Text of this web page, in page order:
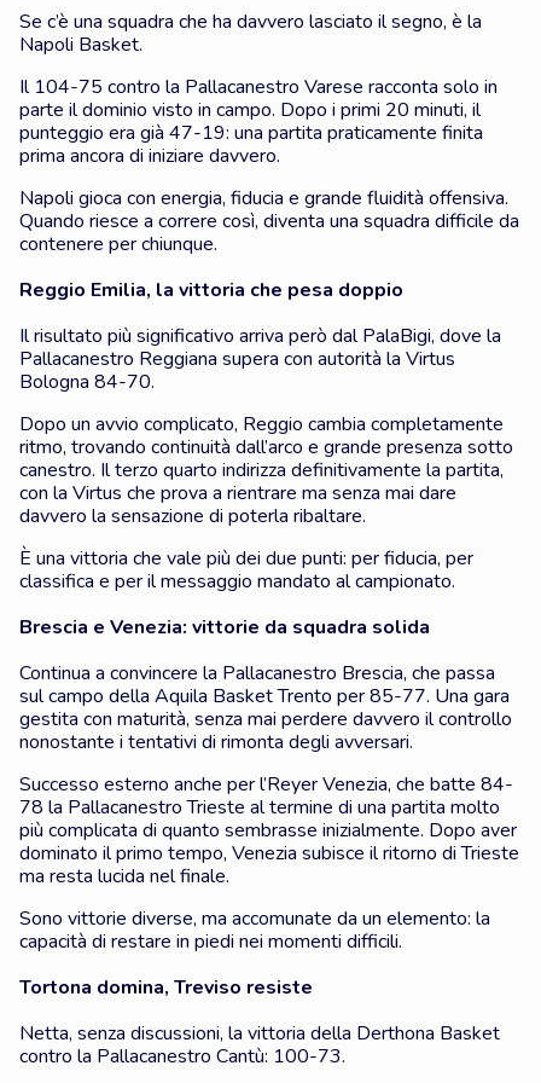
Se c’è una squadra che ha davvero lasciato il segno, è la
Napoli Basket.
Il 104-75 contro la Pallacanestro Varese racconta solo in
parte il dominio visto in campo. Dopo i primi 20 minuti, il
punteggio era già 47-19: una partita praticamente finita
prima ancora di iniziare davvero.
Napoli gioca con energia, fiducia e grande fluidità offensiva.
Quando riesce a correre così, diventa una squadra difficile da
contenere per chiunque.
Reggio Emilia, la vittoria che pesa doppio
Il risultato più significativo arriva però dal PalaBigi, dove la
Pallacanestro Reggiana supera con autorità la Virtus
Bologna 84-70.
Dopo un avvio complicato, Reggio cambia completamente
ritmo, trovando continuità dall’arco e grande presenza sotto
canestro. Il terzo quarto indirizza definitivamente la partita,
con la Virtus che prova a rientrare ma senza mai dare
davvero la sensazione di poterla ribaltare.
È una vittoria che vale più dei due punti: per fiducia, per
classifica e per il messaggio mandato al campionato.
Brescia e Venezia: vittorie da squadra solida
Continua a convincere la Pallacanestro Brescia, che passa
sul campo della Aquila Basket Trento per 85-77. Una gara
gestita con maturità, senza mai perdere davvero il controllo
nonostante i tentativi di rimonta degli avversari.
Successo esterno anche per l’Reyer Venezia, che batte 84-
78 la Pallacanestro Trieste al termine di una partita molto
più complicata di quanto sembrasse inizialmente. Dopo aver
dominato il primo tempo, Venezia subisce il ritorno di Trieste
ma resta lucida nel finale.
Sono vittorie diverse, ma accomunate da un elemento: la
capacità di restare in piedi nei momenti difficili.
Tortona domina, Treviso resiste
Netta, senza discussioni, la vittoria della Derthona Basket
contro la Pallacanestro Cantù: 100-73.